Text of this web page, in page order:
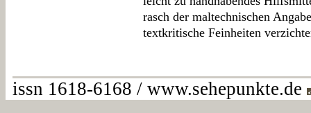
rasch der maltechnischen
textkritische Feinheiten
issn 1618-6168 / www.sehepunkte.de